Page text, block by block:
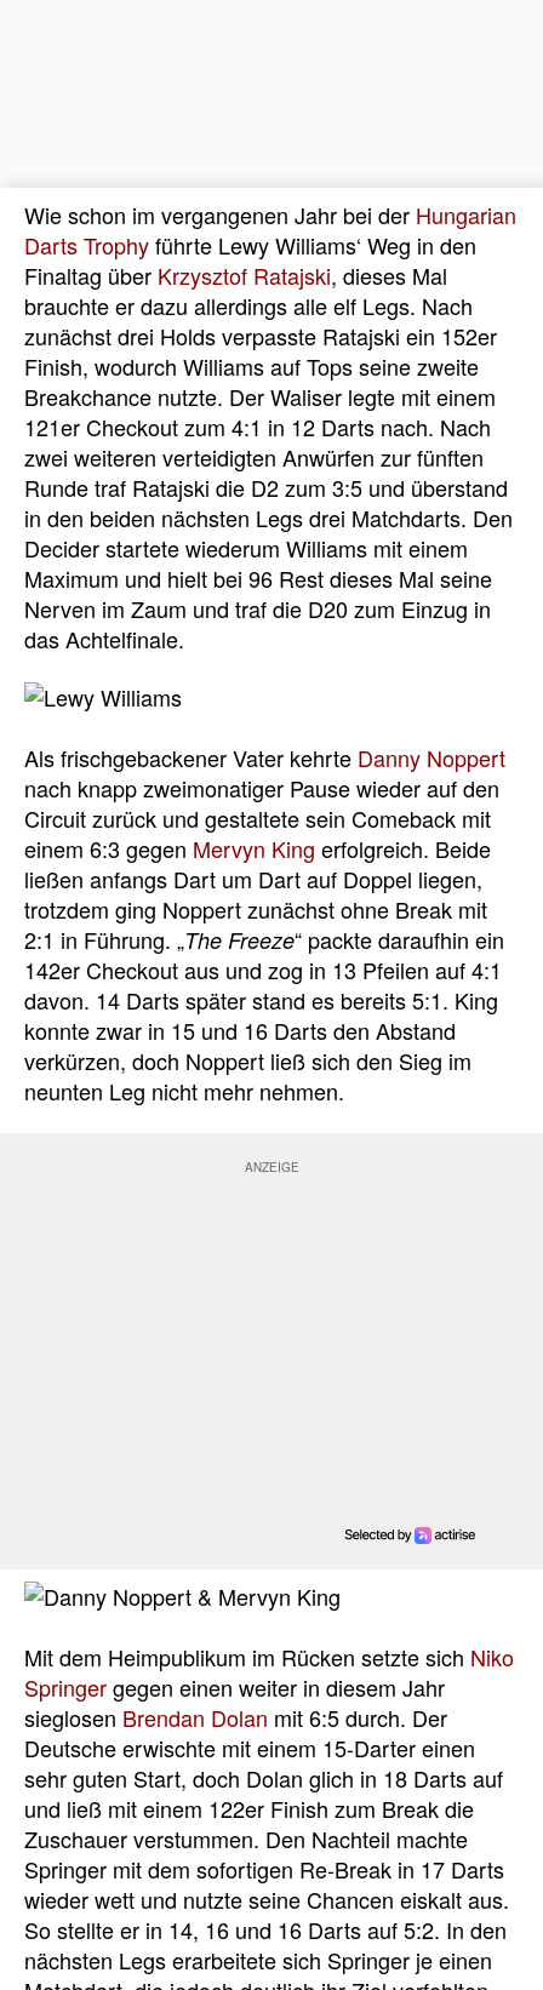
Wie schon im vergangenen Jahr bei der Hungarian
Darts Trophyführte Lewy Williams‘ Weg in den
Finaltag über Krzysztof Ratajski, dieses Mal
brauchte er dazu allerdings alle elf Legs. Nach
zunächst drei Holds verpasste Ratajski ein 152er
Finish, wodurch Williams auf Tops seine zweite
Breakchance nutzte. Der Waliser legte mit einem
121er Checkout zum 4:1 in 12 Darts nach. Nach
zwei weiteren verteidigten Anwürfen zur fünften
Runde traf Ratajski die D2 zum 3:5 und überstand
in den beiden nächsten Legs drei Matchdarts. Den
Decider startete wiederum Williams mit einem
Maximum und hielt bei 96 Rest dieses Mal seine
Nerven im Zaum und traf die D20 zum Einzug in
das Achtelfinale.
Als frischgebackener Vater kehrte Danny Noppert
nach knapp zweimonatiger Pause wieder auf den
Circuit zurück und gestaltete sein Comeback mit
einem 6:3 gegen Mervyn King erfolgreich. Beide
ließen anfangs Dart um Dart auf Doppel liegen,
trotzdem ging Noppert zunächst ohne Break mit
2:1 in Führung. „The Freeze“ packte daraufhin ein
142er Checkout aus und zog in 13 Pfeilen auf 4:1
davon. 14 Darts später stand es bereits 5:1. King
konnte zwar in 15 und 16 Darts den Abstand
verkürzen, doch Noppert ließ sich den Sieg im
neunten Leg nicht mehr nehmen.
Mit dem Heimpublikum im Rücken setzte sich Niko
Springergegen einen weiter in diesem Jahr
sieglosen Brendan Dolan mit 6:5 durch. Der
Deutsche erwischte mit einem 15-Darter einen
sehr guten Start, doch Dolan glich in 18 Darts auf
und ließ mit einem 122er Finish zum Break die
Zuschauer verstummen. Den Nachteil machte
Springer mit dem sofortigen Re-Break in 17 Darts
wieder wett und nutzte seine Chancen eiskalt aus.
So stellte er in 14, 16 und 16 Darts auf 5:2. In den
nächsten Legs erarbeitete sich Springer je einen